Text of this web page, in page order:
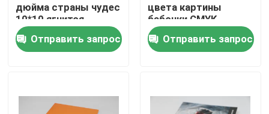
Домой
Видеозаписи
дюйма страны чудес
10*10 ягнится
обслуживание
книжного
производства
Отправить запрос
цвета картины
бабочки CMYK
возместила
бумажные
обслуживания
Отправить запрос